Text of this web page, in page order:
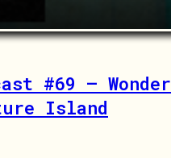
#69 – Wonder
Island